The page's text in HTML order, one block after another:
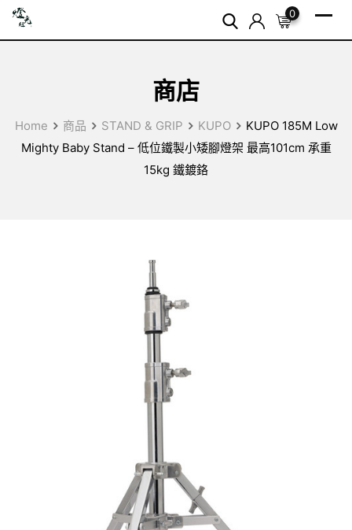
Skip
0
商店
Home 商品 STAND & GRIP KUPO
KUPO 185M Low
Mighty Baby Stand – 低位鐵製小矮腳燈架 最高101cm 承重
15kg 鐵鍍鉻